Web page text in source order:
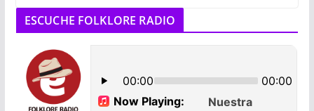
ESCUCHE FOLKLORE RADIO